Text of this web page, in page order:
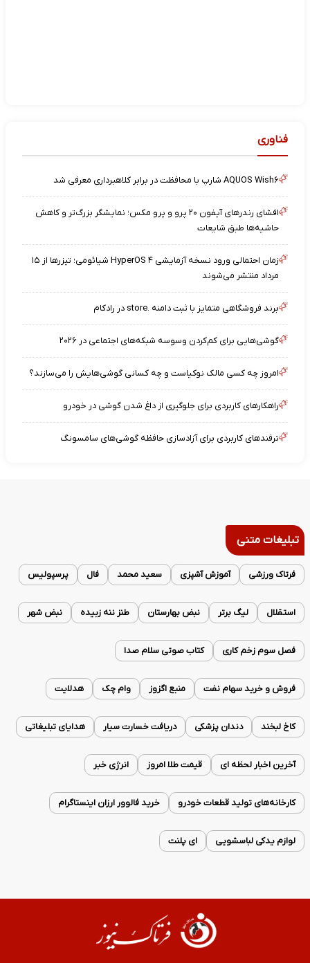
فناوری
AQUOS Wish۶ شارپ با محافظت در برابر کلاهبرداری معرفی شد
افشای رندرهای آیفون ۲۰ پرو و پرو مکس؛ نمایشگر بزرگ‌تر و کاهش
حاشیه‌ها طبق شایعات
زمان احتمالی ورود نسخه آزمایشی HyperOS ۴ شیائومی؛ تیزرها از ۱۵
مرداد منتشر می‌شوند
برند فروشگاهی متمایز با ثبت دامنه .store در رادکام
گوشی‌هایی برای کم‌کردن وسوسه شبکه‌های اجتماعی در ۲۰۲۶
امروز چه کسی مالک نوکیاست و چه کسانی گوشی‌هایش را می‌سازند؟
راهکارهای کاربردی برای جلوگیری از داغ شدن گوشی در خودرو
ترفندهای کاربردی برای آزادسازی حافظه گوشی‌های سامسونگ
تبلیغات متنی
فرتاک ورزشی آموزش آشپزی سعید محمد فال پرسپولیس
استقلال لیگ برتر نبض بهارستان طنز ننه زبیده نبض شهر
فصل سوم زخم کاری کتاب صوتی سلام صدا
فروش و خرید سهام نفت منبع اگزوز وام چک هدلایت
کاخ لبخند دندان پزشکی دریافت خسارت سیار هدایای تبلیغاتی
آخرین اخبار لحظه ای قیمت طلا امروز انرژی خبر
کارخانه‌های تولید قطعات خودرو خرید فالوور ارزان اینستاگرام
لوازم یدکی لباسشویی ای پلنت